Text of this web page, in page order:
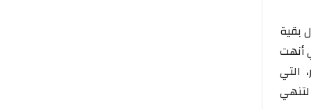
بقية
أنهت
التي